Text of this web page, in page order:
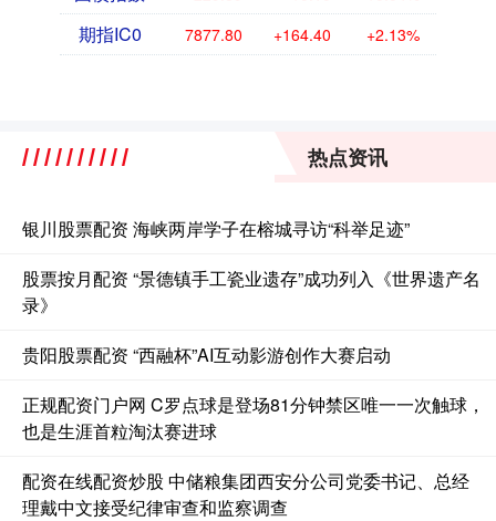
期指IC0 7877.80 +164.40 +2.13%
热点资讯
银川股票配资 海峡两岸学子在榕城寻访“科举足迹”
股票按月配资 “景德镇手工瓷业遗存”成功列入《世界遗产名
录》
贵阳股票配资 “西融杯”AI互动影游创作大赛启动
正规配资门户网 C罗点球是登场81分钟禁区唯一一次触球，
也是生涯首粒淘汰赛进球
配资在线配资炒股 中储粮集团西安分公司党委书记、总经
理戴中文接受纪律审查和监察调查